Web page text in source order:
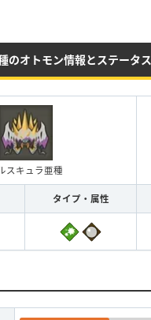
のオトモン情報とステータス
スキュラ亜種
タイプ・属性